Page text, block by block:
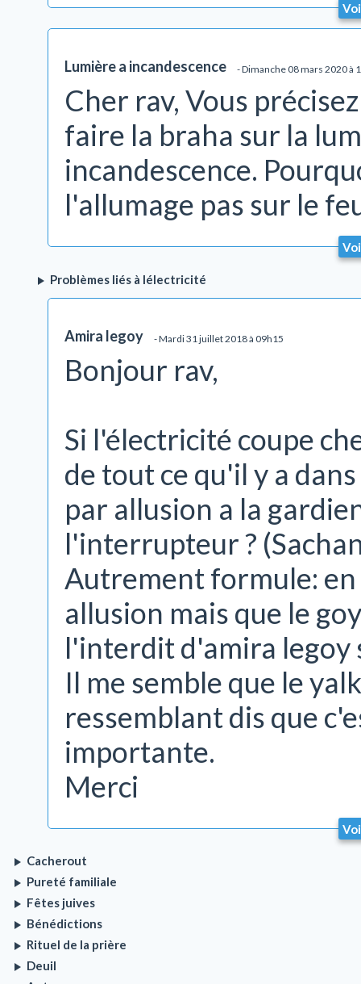
Lumière a incandescence - Dimanche 08 mars 2020 à
Cher rav, Vous
faire la braha sur la
incandescence.
l'allumage pas sur le
Problèmes liés à lélectricité
Amira legoy - Mardi 31 juillet 2018 à 09h15
Bonjour rav,
Si l'électricité coupe
de tout ce qu'il y a
par allusion a la
l'interrupteur ?
Autrement formule: en
allusion mais que le
l'interdit d'amira legoy
Il me semble que le
ressemblant dis que
importante.
Merci
Cacherout
Pureté familiale
Fêtes juives
Bénédictions
Rituel de la prière
Deuil